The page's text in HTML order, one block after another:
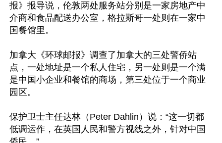
报》报导说，伦敦两处服务站分别是一家房地产中
介商和食品配送办公室，格拉斯哥一处则在一家中
国餐馆里。
加拿大《环球邮报》调查了加拿大的三处警侨站
点，一处地址是一个私人住宅，另一处则是一个满
是中国小企业和餐馆的商场，第三处位于一个商业
园区。
保护卫士主任达林（Peter Dahlin）说：“这一切都
低调运作，在英国人民和警方视线之外，针对中国